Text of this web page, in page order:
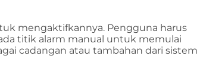
mengaktifkannya. Pengguna harus
titik alarm manual untuk memulai
cadangan atau tambahan dari sistem